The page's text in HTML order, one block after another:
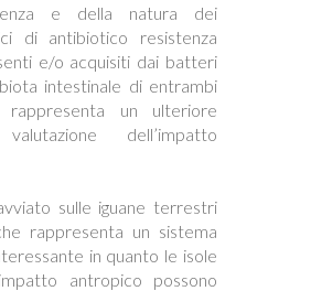
e della natura dei
di antibiotico resistenza
e/o acquisiti dai batteri
intestinale di entrambi
rappresenta un ulteriore
dell’impatto
sulle iguane terrestri
rappresenta un sistema
in quanto le isole
antropico possono